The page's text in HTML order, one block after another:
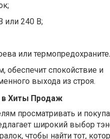
или 240 В;
или
обеспечит спокойствие и
выхода из строя.
в Хиты Продаж
просматривать и
широкий выбор
чтобы найти тот,